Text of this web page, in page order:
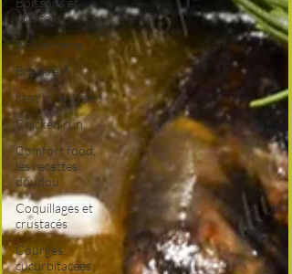
cocktails
Boulangerie
Breakfast
c'est la rentrée !
Chicken run
Comfort food,
les recettes
doudou
Coquillages et
crustacés
Courges,
cucurbitacées